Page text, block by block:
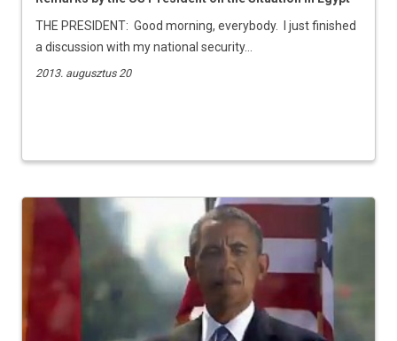
THE PRESIDENT: Good morning, everybody. I just finished
a discussion with my national security...
2013. augusztus 20